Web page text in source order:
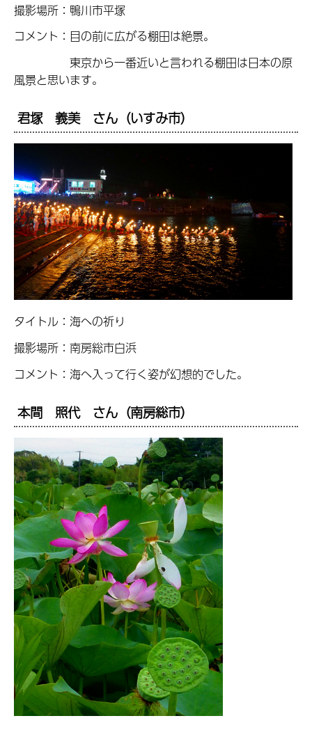
撮影場所：鴨川市平塚
コメント：目の前に広がる棚田は絶景。
東京から一番近いと言われる棚田は日本の原
風景と思います。
君塚 義美 さん（いすみ市）
タイトル：海への祈り
撮影場所：南房総市白浜
コメント：海へ入って行く姿が幻想的でした。
本間 照代 さん（南房総市）